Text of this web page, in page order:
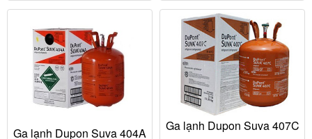
Ga lạnh Dupon Suva 404A Ga lạnh Dupon Suva 407C